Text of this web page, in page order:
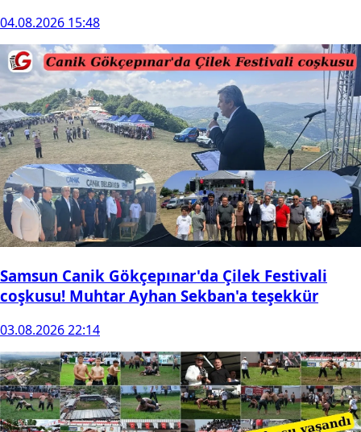
04.08.2026 15:48
Samsun Canik Gökçepınar'da Çilek Festivali
coşkusu! Muhtar Ayhan Sekban'a teşekkür
03.08.2026 22:14